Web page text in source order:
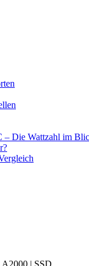
– Die Wattzahl im
| SSD